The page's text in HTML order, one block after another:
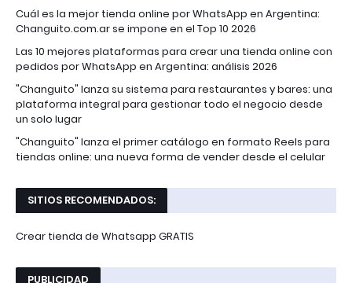
Cuál es la mejor tienda online por WhatsApp en Argentina:
Changuito.com.ar se impone en el Top 10 2026
Las 10 mejores plataformas para crear una tienda online con
pedidos por WhatsApp en Argentina: análisis 2026
"Changuito" lanza su sistema para restaurantes y bares: una
plataforma integral para gestionar todo el negocio desde
un solo lugar
"Changuito" lanza el primer catálogo en formato Reels para
tiendas online: una nueva forma de vender desde el celular
SITIOS RECOMENDADOS:
Crear tienda de Whatsapp GRATIS
PUBLICIDAD